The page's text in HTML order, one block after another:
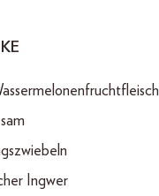
Ingwer